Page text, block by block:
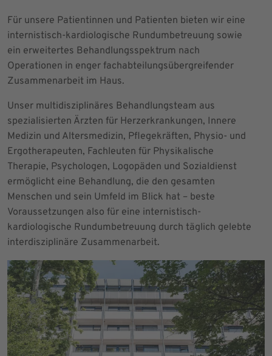
Für unsere Patientinnen und Patienten bieten wir eine
internistisch-kardiologische Rundumbetreuung sowie
ein erweitertes Behandlungsspektrum nach
Operationen in enger fachabteilungsübergreifender
Zusammenarbeit im Haus.
Unser multidisziplinäres Behandlungsteam aus
spezialisierten Ärzten für Herzerkrankungen, Innere
Medizin und Altersmedizin, Pflegekräften, Physio- und
Ergotherapeuten, Fachleuten für Physikalische
Therapie, Psychologen, Logopäden und Sozialdienst
ermöglicht eine Behandlung, die den gesamten
Menschen und sein Umfeld im Blick hat – beste
Voraussetzungen also für eine internistisch-
kardiologische Rundumbetreuung durch täglich gelebte
interdisziplinäre Zusammenarbeit.